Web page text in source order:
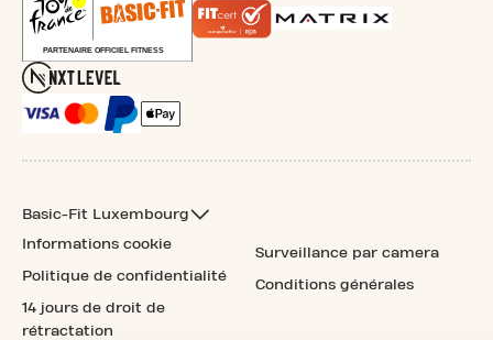
Basic-Fit Luxembourg
Informations cookie
Politique de confidentialité
14 jours de droit de
rétractation
Surveillance par camera
Conditions générales